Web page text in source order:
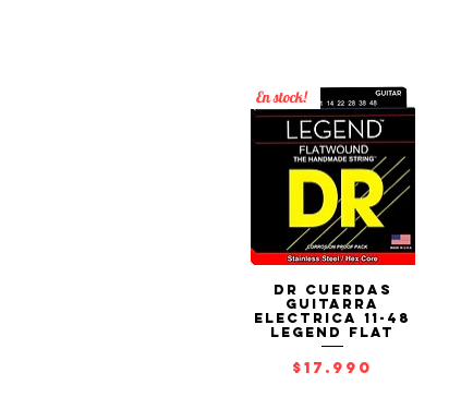
Vista rápida
En stock!
DR Cuerdas
Guitarra
Electrica 11-48
LEGEND Flat
Precio
$17.990